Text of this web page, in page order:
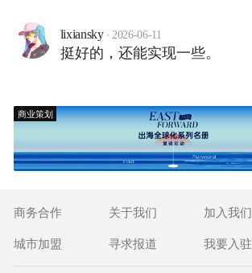
lixiansky · 2026-06-11
挺好的，还能实现一些。
商业策划
商务合作 关于我们 加入我们
城市加盟
寻求报道 我要入驻